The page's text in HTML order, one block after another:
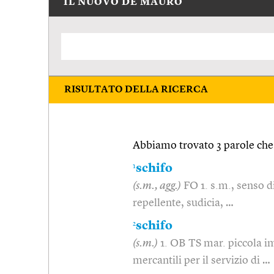
IL NUOVO DE MAURO
RISULTATO DELLA RICERCA
Abbiamo trovato 3 parole
1schifo
(s.m., agg.) FO 1. s.m., senso
repellente, sudicia, …
2schifo
(s.m.) 1. OB TS mar. piccola
mercantili per il servizio di …